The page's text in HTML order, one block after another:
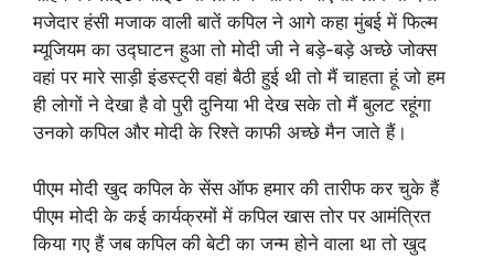
मजेदार हंसी मजाक वाली बातें कपिल ने आगे कहा मुंबई में फिल्म
म्यूजियम का उद्घाटन हुआ तो मोदी जी ने बड़े-बड़े अच्छे जोक्स
वहां पर मारे साड़ी इंडस्ट्री वहां बैठी हुई थी तो मैं चाहता हूं जो हम
ही लोगों ने देखा है वो पुरी दुनिया भी देख सके तो मैं बुलट रहूंगा
उनको कपिल और मोदी के रिश्ते काफी अच्छे मैन जाते हैं।
पीएम मोदी खुद कपिल के सेंस ऑफ हमार की तारीफ कर चुके हैं
पीएम मोदी के कई कार्यक्रमों में कपिल खास तोर पर आमंत्रित
किया गए हैं जब कपिल की बेटी का जन्म होने वाला था तो खुद